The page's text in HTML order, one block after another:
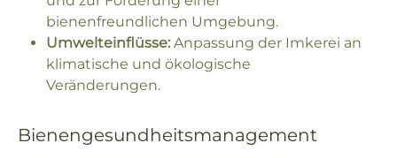
bienenfreundlichen Umgebung.
Umwelteinflüsse: Anpassung der Imkerei an
klimatische und ökologische
Veränderungen.
Bienengesundheitsmanagement